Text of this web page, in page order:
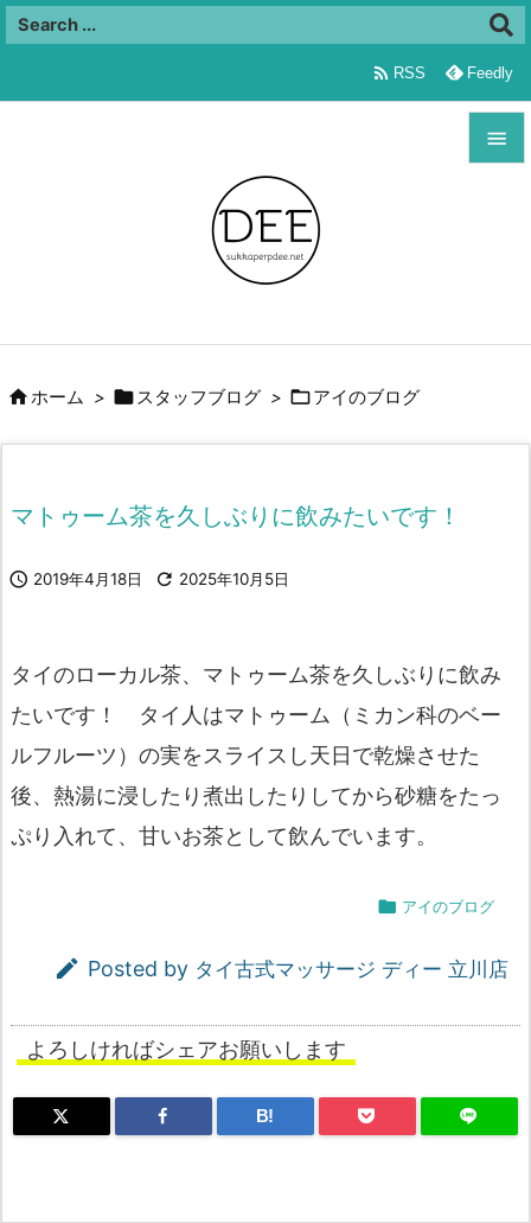

前へ

 RSS Feedly
ホーム > スタッフブログ > アイのブログ
マトゥーム茶を久しぶりに飲みたいです！
 2019年4月18日  2025年10月5日
タイのローカル茶、マトゥーム茶を久しぶりに飲み
たいです！ タイ人はマトゥーム（ミカン科のベー
ルフルーツ）の実をスライスし天日で乾燥させた
後、熱湯に浸したり煮出したりしてから砂糖をたっ
ぷり入れて、甘いお茶として飲んでいます。
 アイのブログ
 Posted by タイ古式マッサージ ディー 立川店
よろしければシェアお願いします
B!